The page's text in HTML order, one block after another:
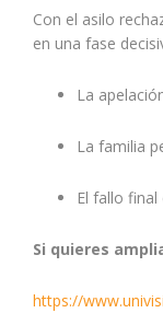
Con el asilo
en una fase
La
La familia
El fallo
Si quieres
https://